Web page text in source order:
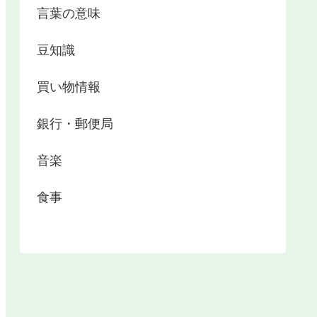
言葉の意味
豆知識
買い物情報
銀行・郵便局
音楽
食事